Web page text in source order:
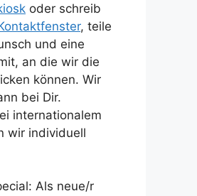
oder schreib
, teile
und eine
an die wir die
können. Wir
bei Dir.
internationalem
wir individuell
Als neue/r